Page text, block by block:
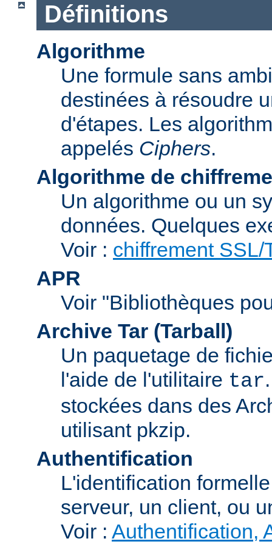
Définitions
Algorithme
Une formule sans
destinées à résoudre
d'étapes. Les
appelés Ciphers.
Algorithme de
Un algorithme ou un
données. Quelques
Voir : chiffrement SSL/
APR
Voir "Bibliothèques
Archive Tar (Tarball)
Un paquetage de
l'aide de l'utilitaire tar
stockées dans des
utilisant pkzip.
Authentification
L'identification
serveur, un client, ou
Voir : Authentification,